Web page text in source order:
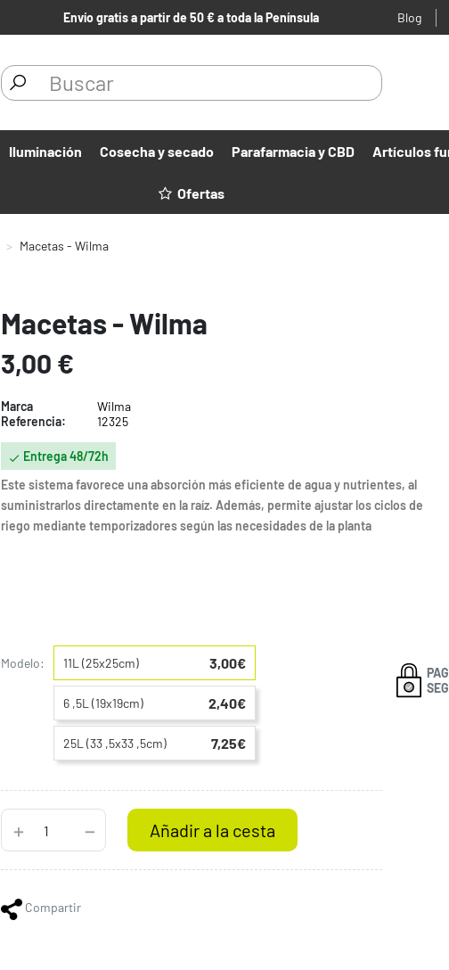
Envío gratis a partir de 50 € a toda la Península Blog
Iluminación Cosecha y secado Parafarmacia y CBD Artículos
Ofertas
Macetas - Wilma
Macetas - Wilma
3,00 €
Marca
Wilma
Referencia:
12325
 Entrega 48/72h
Este sistema favorece una absorción más eficiente de agua y nutrientes, al
suministrarlos directamente en la raíz. Además, permite ajustar los ciclos de
riego mediante temporizadores según las necesidades de la planta
Modelo: 11L (25x25cm) 3,00€
6 ,5L (19x19cm) 2,40€
25L (33 ,5x33 ,5cm) 7,25€
Añadir a la cesta
Compartir